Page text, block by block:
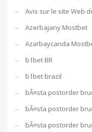
Avis sur le site Web
Azerbajany Mostbet
Azərbaycanda
b1bet BR
b1bet brazil
bÃ¤sta postorder
bÃ¤sta postorder
bÃ¤sta postorder